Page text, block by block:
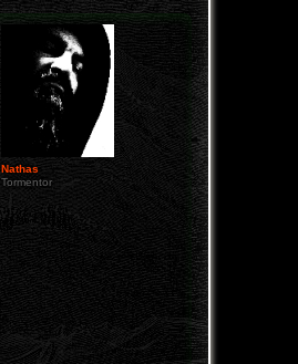
Nathas
Tormentor